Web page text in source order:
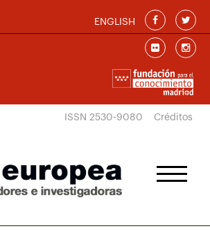
ENGLISH
ISSN 2530-9080 Créditos